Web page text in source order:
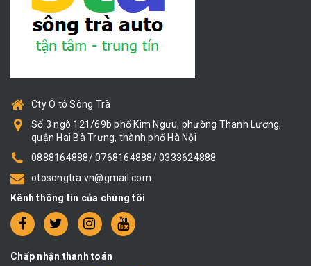
Cty Ô tô Sông Trà
Số 3 ngõ 121/69b phố Kim Ngưu, phường Thanh Lương,
quận Hai Bà Trưng, thành phố Hà Nội
0888164888/ 0768164888/ 0333624888
otosongtra.vn@gmail.com
Kênh thông tin của chúng tôi
Chấp nhận thanh toán